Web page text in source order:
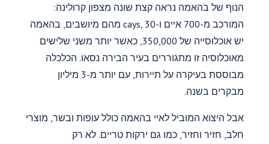
הנוף של בהאמה נראה קצת שונה מצפון קרולינה:
המורכב מ-700 איים ו-cays, 30 מהם מיושבים, בהאמה
יש אוכלוסייה של 350,000, כאשר יותר משני שלישים
מאוכלוסיה זו מתגוררים בעיר הבירה נסאו. הכלכלה
מבוססת בעיקרה על תיירות, עם יותר מ-3 מיליון
מבקרים בשנה.
אבל היצוא המוביל לאיי בהאמה כולל עופות ובשר, מוצרי
חלב, חזיר וחזיר, כמו גם ירקות טריים. לא רק